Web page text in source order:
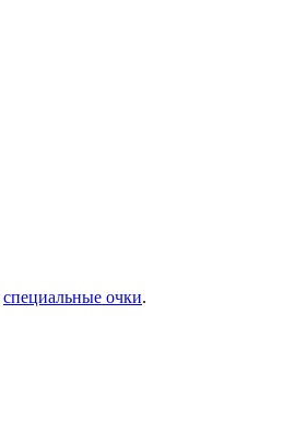
специальные очки.